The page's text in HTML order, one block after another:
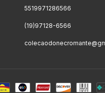
5519971286566
(19)97128-6566